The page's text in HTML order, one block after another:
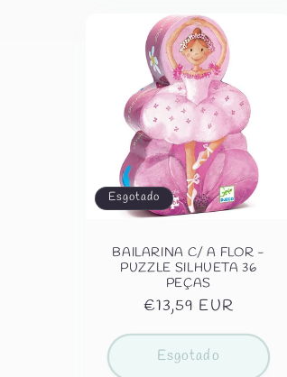
Esgotado
BAILARINA C/ A FLOR -
PUZZLE SILHUETA 36
PEÇAS
Preço
€13,59 EUR
Esgotado